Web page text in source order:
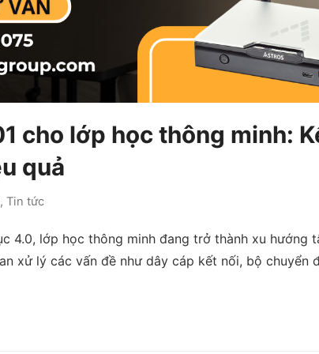
cho lớp học thông minh:
quả
, Tin tức
4.0, lớp học thông minh đang trở thành xu hướng
xử lý các vấn đề như dây cáp kết nối, bộ chuyển